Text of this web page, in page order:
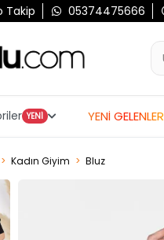
Takip 05374475666
YENİ YENİ GELENLER
Kadın Giyim Bluz